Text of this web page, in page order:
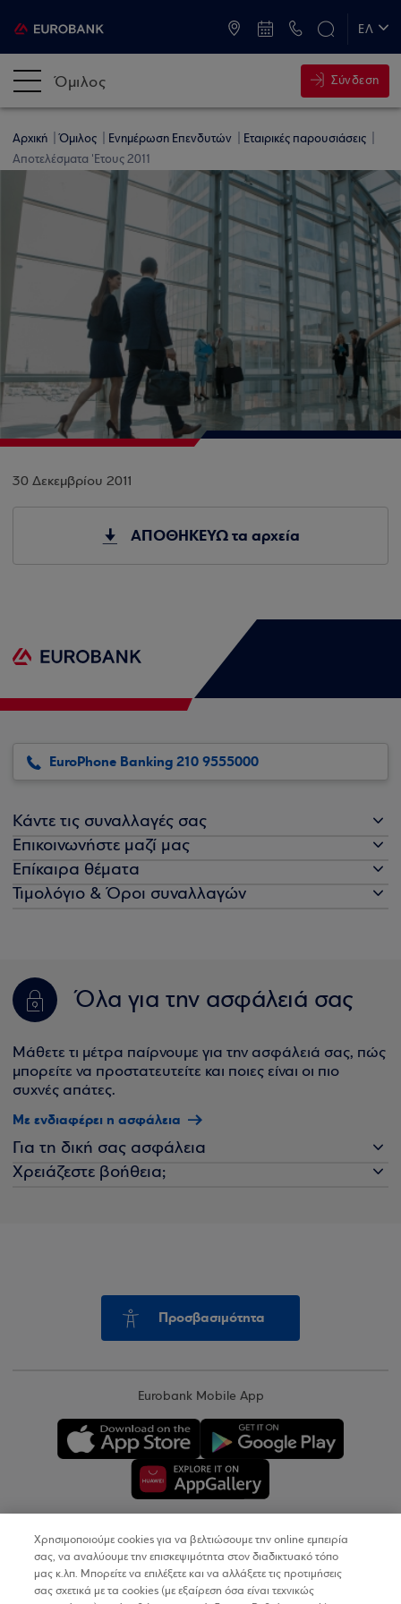
ΕΛ
Όμιλος Σύνδεση
Αρχική Όμιλος Ενημέρωση Επενδυτών
Εταιρικές παρουσιάσεις
Αποτελέσματα 'Ετους 2011
30 Δεκεμβρίου 2011
ΑΠΟΘΗΚΕΥΩ τα αρχεία
EuroPhone Banking 210 9555000
Κάντε τις συναλλαγές σας
Επικοινωνήστε μαζί μας
Επίκαιρα θέματα
Τιμολόγιο & Όροι συναλλαγών
Όλα για την ασφάλειά σας
Μάθετε τι μέτρα παίρνουμε για την ασφάλειά σας, πώς
μπορείτε να προστατευτείτε και ποιες είναι οι πιο
συχνές απάτες.
Με ενδιαφέρει η ασφάλεια
Για τη δική σας ασφάλεια
Χρειάζεστε βοήθεια;
Προσβασιμότητα
Eurobank Mobile App
Copyright © 2026
Χρησιμοποιούμε cookies για να βελτιώσουμε την online εμπειρία
σας, να αναλύουμε την επισκεψιμότητα στον διαδικτυακό τόπο
μας κ.λπ. Μπορείτε να επιλέξετε και να αλλάξετε τις προτιμήσεις
σας σχετικά με τα cookies (με εξαίρεση όσα είναι τεχνικώς